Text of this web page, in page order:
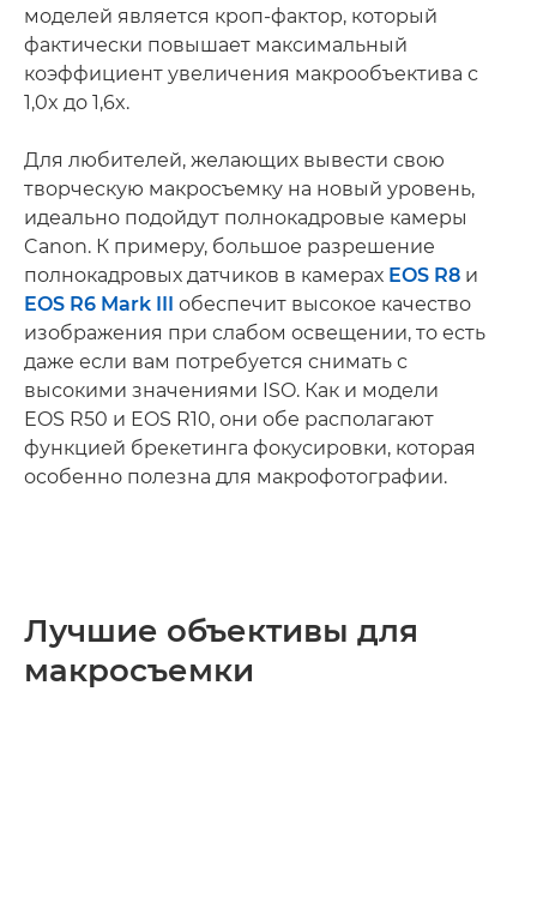
моделей является кроп-фактор, который
фактически повышает максимальный
коэффициент увеличения макрообъектива с
1,0x до 1,6x.
Для любителей, желающих вывести свою
творческую макросъемку на новый уровень,
идеально подойдут полнокадровые камеры
Canon. К примеру, большое разрешение
полнокадровых датчиков в камерах EOS R8 и
EOS R6 Mark III обеспечит высокое качество
изображения при слабом освещении, то есть
даже если вам потребуется снимать с
высокими значениями ISO. Как и модели
EOS R50 и EOS R10, они обе располагают
функцией брекетинга фокусировки, которая
особенно полезна для макрофотографии.
Лучшие объективы для
макросъемки